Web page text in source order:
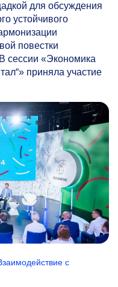
для обсуждения
устойчивого
повестки
сессии «Экономика
приняла участие
с